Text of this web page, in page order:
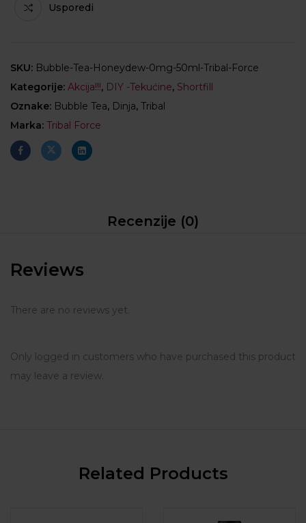
Usporedi
SKU: Bubble-Tea-Honeydew-0mg-50ml-Tribal-Force
Kategorije: Akcija!!!, DIY -Tekućine, Shortfill
Oznake: Bubble Tea, Dinja, Tribal
Marka: Tribal Force
Recenzije (0)
Reviews
There are no reviews yet.
Only logged in customers who have purchased this product
may leave a review.
Related Products